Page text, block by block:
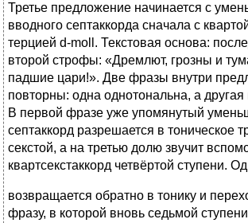
Третье предложение начинается с
вводного септаккорда сначала с
терцией d-moll. Текстовая основа:
второй строфы: «Дремлют, грозны и
падшие цари!». Две фразы внутри
повторны: одна однотональна, а
В первой фразе уже упомянутый
септаккорд разрешается в тоническое
секстой, а на третью долю звучит
квартсекстаккорд четвёртой ступени.
возвращается обратно в тонику и
фразу, в которой вновь седьмой